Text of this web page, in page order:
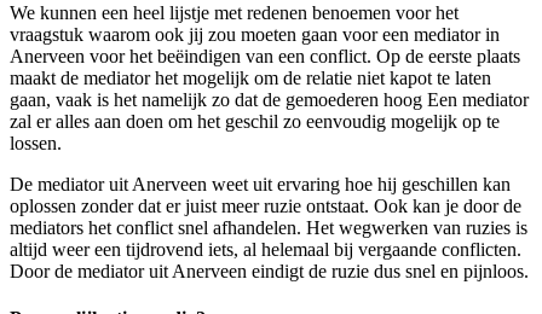
We kunnen een heel lijstje met redenen benoemen voor het
vraagstuk waarom ook jij zou moeten gaan voor een mediator in
Anerveen voor het beëindigen van een conflict. Op de eerste plaats
maakt de mediator het mogelijk om de relatie niet kapot te laten
gaan, vaak is het namelijk zo dat de gemoederen hoog Een mediator
zal er alles aan doen om het geschil zo eenvoudig mogelijk op te
lossen.
De mediator uit Anerveen weet uit ervaring hoe hij geschillen kan
oplossen zonder dat er juist meer ruzie ontstaat. Ook kan je door de
mediators het conflict snel afhandelen. Het wegwerken van ruzies is
altijd weer een tijdrovend iets, al helemaal bij vergaande conflicten.
Door de mediator uit Anerveen eindigt de ruzie dus snel en pijnloos.